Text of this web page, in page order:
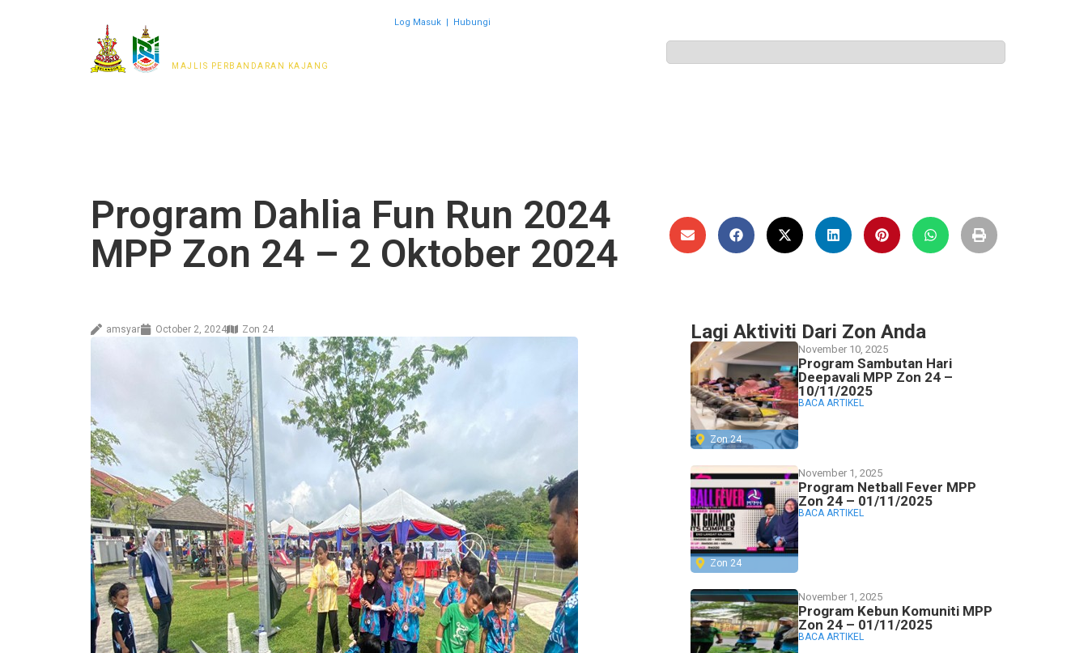
MAJLIS PERBANDARAN KAJANG
Log Masuk| Hubungi
Program Dahlia Fun Run 2024
MPP Zon 24 – 2 Oktober 2024
amsyar October 2, 2024 Zon 24 Lagi Aktiviti Dari Zon Anda
Zon 24
November 10, 2025
Program Sambutan Hari
Deepavali MPP Zon 24 –
10/11/2025
BACA ARTIKEL
Zon 24
November 1, 2025
Program Netball Fever MPP
Zon 24 – 01/11/2025
BACA ARTIKEL
November 1, 2025
Program Kebun Komuniti MPP
Zon 24 – 01/11/2025
BACA ARTIKEL